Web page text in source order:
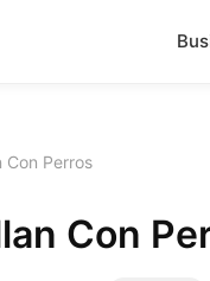
Con Perros
Con